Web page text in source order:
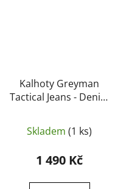
Kalhoty Greyman
Tactical Jeans - Denim
HELIKON
Skladem (1 ks)
1 490 Kč